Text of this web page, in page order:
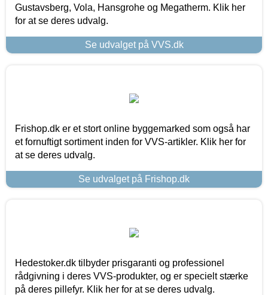
Gustavsberg, Vola, Hansgrohe og Megatherm. Klik her
for at se deres udvalg.
Se udvalget på VVS.dk
Frishop.dk er et stort online byggemarked som også har
et fornuftigt sortiment inden for VVS-artikler. Klik her for
at se deres udvalg.
Se udvalget på Frishop.dk
Hedestoker.dk tilbyder prisgaranti og professionel
rådgivning i deres VVS-produkter, og er specielt stærke
på deres pillefyr. Klik her for at se deres udvalg.